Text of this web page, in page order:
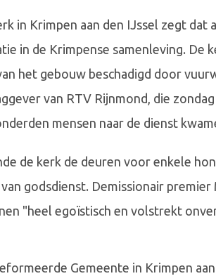
in Krimpen aan den IJssel zegt dat
in de Krimpense samenleving. De
het gebouw beschadigd door
van RTV Rijnmond, die
mensen naar de dienst
de kerk de deuren voor enkele
godsdienst. Demissionair
"heel egoïstisch en volstrekt
Gemeente in Krimpen